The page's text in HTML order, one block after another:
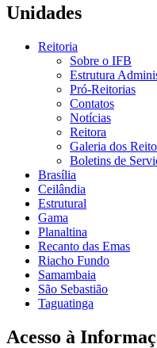
Unidades
Reitoria
Sobre o IFB
Estrutura
Pró-Reitorias
Contatos
Notícias
Reitora
Galeria dos
Boletins de
Brasília
Ceilândia
Estrutural
Gama
Planaltina
Recanto das Emas
Riacho Fundo
Samambaia
São Sebastião
Taguatinga
Acesso à